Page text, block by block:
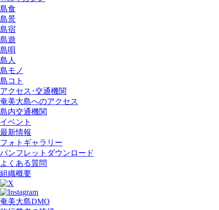
島食
島景
島宿
島遊
島唄
島人
島モノ
島コト
アクセス･交通機関
奄美大島へのアクセス
島内交通機関
イベント
最新情報
フォトギャラリー
パンフレットダウンロード
よくある質問
組織概要
奄美大島DMO